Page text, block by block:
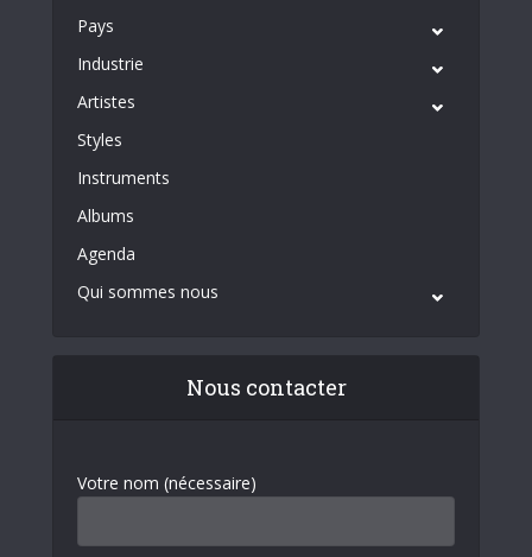
Pays
Industrie
Artistes
Styles
Instruments
Albums
Agenda
Qui sommes nous
Nous contacter
Votre nom (nécessaire)